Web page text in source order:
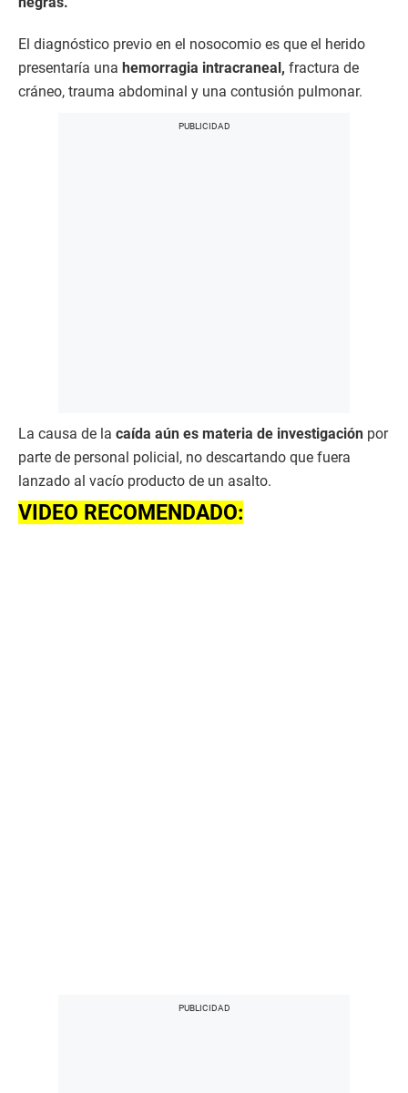
El diagnóstico previo en el nosocomio es que el herido
presentaría una hemorragia intracraneal, fractura de
cráneo, trauma abdominal y una contusión pulmonar.
La causa de la caída aún es materia de investigación por
parte de personal policial, no descartando que fuera
lanzado al vacío producto de un asalto.
VIDEO RECOMENDADO: